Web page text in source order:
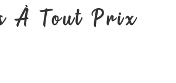
À Tout Prix